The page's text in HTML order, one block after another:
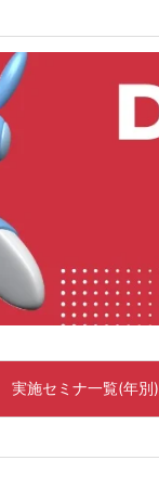
実施セミナ一覧(年別)